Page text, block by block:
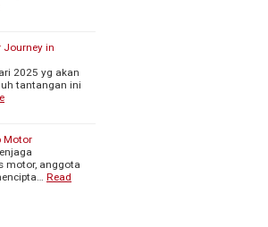
Journey in
2025 yg akan
tantangan ini
Motor
motor, anggota
Read